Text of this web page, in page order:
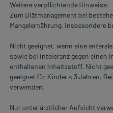
Weitere verpflichtende Hinweise:
Zum Diätmanagement bei
Mangelernährung, insbesondere
Nicht geeignet, wenn eine
sowie bei Intoleranz gegen einen
enthaltenen Inhaltsstoff. Nicht
geeignet für Kinder < 3 Jahren.
verwenden.
Nur unter ärztlicher Aufsicht